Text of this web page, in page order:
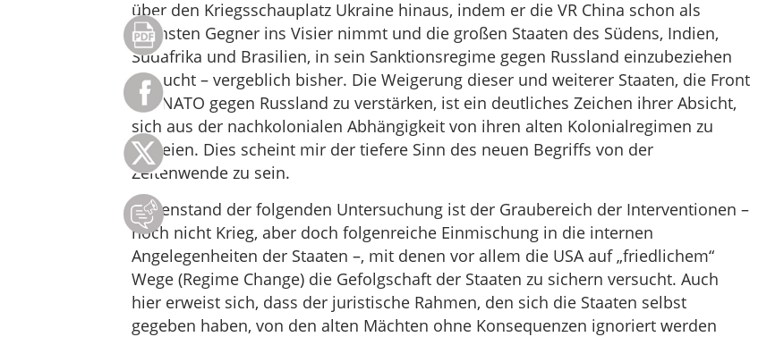
über den Kriegsschauplatz Ukraine hinaus, indem er die VR China schon als
nächsten Gegner ins Visier nimmt und die großen Staaten des Südens, Indien,
Südafrika und Brasilien, in sein Sanktionsregime gegen Russland einzubeziehen
versucht – vergeblich bisher. Die Weigerung dieser und weiterer Staaten, die Front
der NATO gegen Russland zu verstärken, ist ein deutliches Zeichen ihrer Absicht,
sich aus der nachkolonialen Abhängigkeit von ihren alten Kolonialregimen zu
befreien. Dies scheint mir der tiefere Sinn des neuen Begriffs von der
Zeitenwende zu sein.
Gegenstand der folgenden Untersuchung ist der Graubereich der Interventionen –
noch nicht Krieg, aber doch folgenreiche Einmischung in die internen
Angelegenheiten der Staaten –, mit denen vor allem die USA auf „friedlichem“
Wege (Regime Change) die Gefolgschaft der Staaten zu sichern versucht. Auch
hier erweist sich, dass der juristische Rahmen, den sich die Staaten selbst
gegeben haben, von den alten Mächten ohne Konsequenzen ignoriert werden